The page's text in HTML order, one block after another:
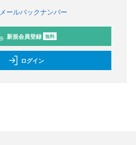
メールバックナンバー
新規会員登録 無料
ログイン